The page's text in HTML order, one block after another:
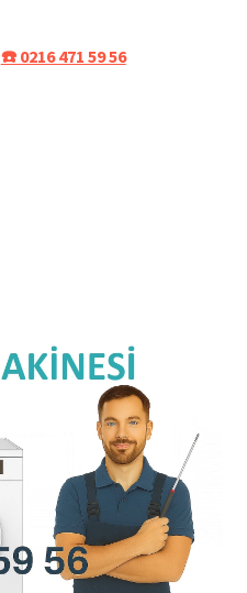
☎️ 0216 471 59 56